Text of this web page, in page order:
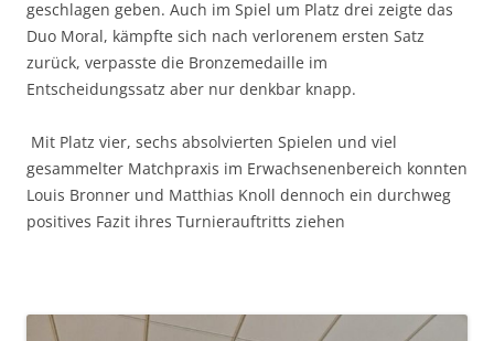
geschlagen geben. Auch im Spiel um Platz drei zeigte das
Duo Moral, kämpfte sich nach verlorenem ersten Satz
zurück, verpasste die Bronzemedaille im
Entscheidungssatz aber nur denkbar knapp.
Mit Platz vier, sechs absolvierten Spielen und viel
gesammelter Matchpraxis im Erwachsenenbereich konnten
Louis Bronner und Matthias Knoll dennoch ein durchweg
positives Fazit ihres Turnierauftritts ziehen